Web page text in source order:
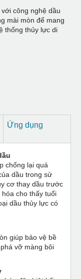
công nghệ dầu
mài mòn để mang
thống thủy lực di
Ứng dụng
chống lại quá
dầu trong sử
cơ thay dầu trước
cho thấy tuổi
dầu thủy lực có
giúp bảo vệ bề
vỡ màng bôi